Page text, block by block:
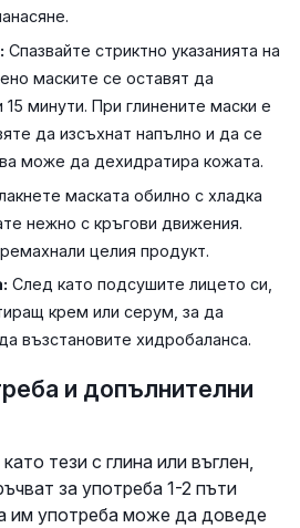
Спазвайте стриктно указанията на
маските се оставят да
минути. При глинените маски е
да изсъхнат напълно и да се
може да дехидратира кожата.
маската обилно с хладка
нежно с кръгови движения.
целия продукт.
След като подсушите лицето си,
крем или серум, за да
възстановите хидробаланса.
и допълнителни
тези с глина или въглен,
за употреба 1-2 пъти
им употреба може да доведе